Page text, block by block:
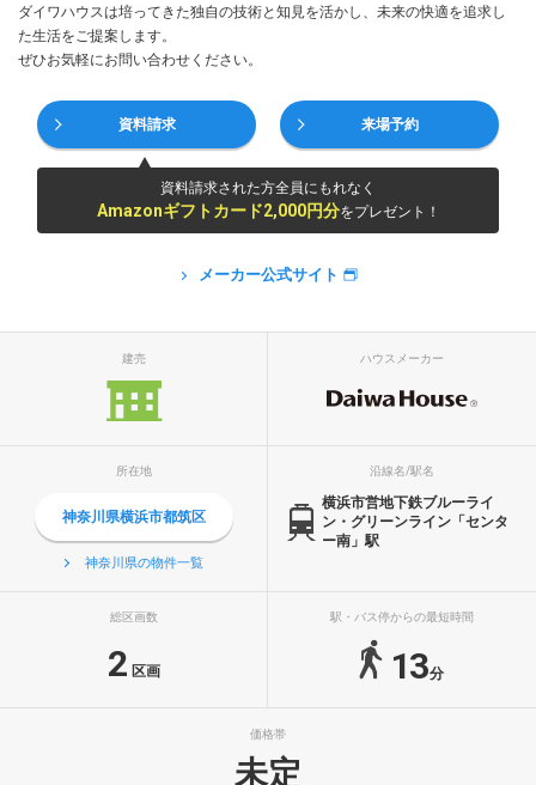
ダイワハウスは培ってきた独自の技術と知見を活かし、未来の快適を追求し
た生活をご提案します。
ぜひお気軽にお問い合わせください。
資料請求 来場予約
資料請求された方全員にもれなく
Amazonギフトカード2,000円分をプレゼント！
メーカー公式サイト
建売 ハウスメーカー
所在地
神奈川県横浜市都筑区
神奈川県の物件一覧
沿線名/駅名
横浜市営地下鉄ブルーライ
ン・グリーンライン「センタ
ー南」駅
総区画数
2 区画
駅・バス停からの最短時間
13分
価格帯
未定